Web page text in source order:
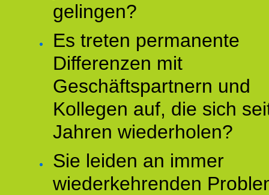
gelingen?
Es treten permanente
Differenzen mit
Geschäftspartnern und
Kollegen auf, die sich
Jahren wiederholen?
Sie leiden an immer
wiederkehrenden